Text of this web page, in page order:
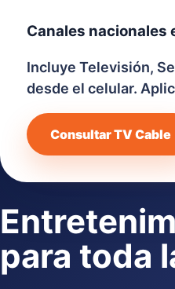
Canales nacionales
Incluye Televisión,
desde el celular.
Consultar TV Cable
para toda